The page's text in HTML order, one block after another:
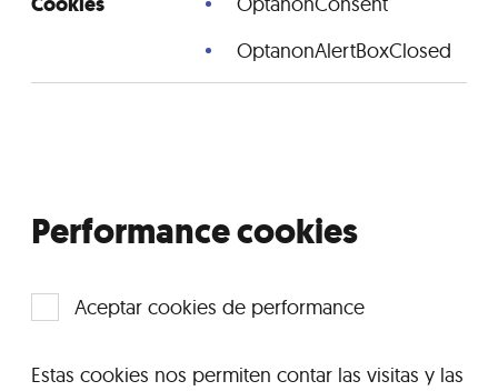
OptanonAlertBoxClosed
Performance cookies
Aceptar cookies de performance
Estas cookies nos permiten contar las visitas y las